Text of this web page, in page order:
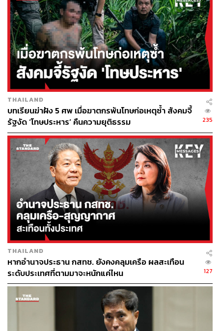
หลังการชนเพียงไม่กี่วินาที ตัวรถเมล์ก็เกิดไฟลุกไหม้ท่วมทั้ง
คันอย่างรวดเร็ว และมีเสียงระเบิดดังขึ้นหลายครั้ง ทำให้ผู้
โดยสารบางส่วนติดอยู่ข้างในรถและเสียชีวิต ส่วนผู้บาดเจ็บ
รายอื่นๆ เจ้าหน้าที่กู้ภัยและพลเมืองดีช่วยกันลากออกมาจาก
ซากรถ โดยเจ้าหน้าที่ดับเพลิงต้องใช้เวลาร่วมครึ่งชั่วโมงเพื่อ
ควบคุมเพลิงและระบายก๊าซทั้งหมด
ความสูญเสียจากอุบัติเหตุครั้งนี้มีผู้เสียชีวิตยืนยันทั้งหมด 8
ราย โดยร่างของผู้เสียชีวิตทุกคนพบอยู่บนรถเมล์ ส่วนผู้ได้รับ
บาดเจ็บมีจำนวนรวมแล้วมากกว่า 30 ราย ซึ่งมีทั้งคนที่เจ็บ
จากแรงกระแทกและคนที่ถูกไฟลวก โดยเจ้าหน้าที่กู้ชีพได้นำ
ตัวส่งโรงพยาบาลที่อยู่ใกล้เคียงทันที
สถิติภาพรวมของจุดตัดรถไฟทั่วประเทศ
เมื่อพิจารณาจากข้อมูลรายงานโครงสร้างพื้นฐานทางราง ณ
เดือนธันวาคม พ.ศ. 2568 จะเห็นว่าอุบัติเหตุตรงจุดตัดรถไฟ
เกิดขึ้นบ่อยมาก โดยในปี 2568 มีอุบัติเหตุบริเวณจุดตัดทาง
รถไฟเกิดขึ้นทั้งหมด 153 ครั้ง มีผู้เสียชีวิต 21 ราย และบาด
เจ็บ 51 ราย เมื่อแยกสัดส่วนตามประเภทของเส้นทาง จะพบ
ข้อมูลว่า อุบัติเหตุร้อยละ 53 หรือ 84 ครั้ง เกิดขึ้นบริเวณทาง
ผ่านที่มีเครื่องกั้นถูกต้อง ส่วนอุบัติเหตุร้อยละ 26 หรือ 43 ครั้ง
เกิดขึ้นบริเวณทางลักผ่านหรือทางผ่านที่ไม่มีเครื่องกั้น และ
อีกร้อยละ 21 หรือ 26 ครั้ง เกิดจากการขับรถล้ำเข้าไปในเขต
THAILAND
บทเรียนฆ่าฝัง 5 ศพ เมื่อฆาตกรพ้นโทษก่อเหตุซ้ำ สังคมจี้
รัฐงัด ‘โทษประหาร’ คืนความยุติธรรม
235
THAILAND
หากอำนาจประธาน กสทช. ยังคงคลุมเครือ ผลสะเทือน
ระดับประเทศที่ตามมาจะหนักแค่ไหน
127